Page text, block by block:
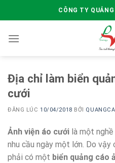
to
CÔNG TY
Địa chỉ làm biển
cưới
ĐĂNG LÚC10/04/2018 BỞI
Ảnh viện áo cưới là một
nhu cầu ngày một lớn. Do vậy
phải có một biển quảng cáo